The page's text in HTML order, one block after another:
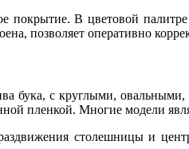
покрытие. В цветовой
позволяет оперативно
бука, с круглыми,
пленкой. Многие модели
столешницы и